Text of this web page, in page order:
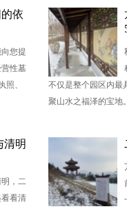
依
您提
性墓
照、
不仅是整个园区内最
聚山水之福泽的宝地。
清明
，二
看清